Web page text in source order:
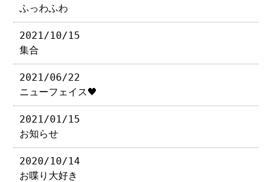
ふっわふわ
2021/10/15
集合
2021/06/22
ニューフェイス🖤
2021/01/15
お知らせ
2020/10/14
お喋り大好き